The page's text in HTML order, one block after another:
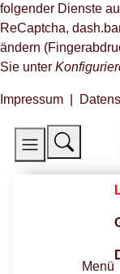
folgender Dienste
ReCaptcha,
ändern
Sie unter
Impressum
Menü